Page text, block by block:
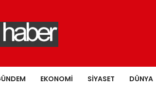
EKONOMI SIYASET DÜNYA